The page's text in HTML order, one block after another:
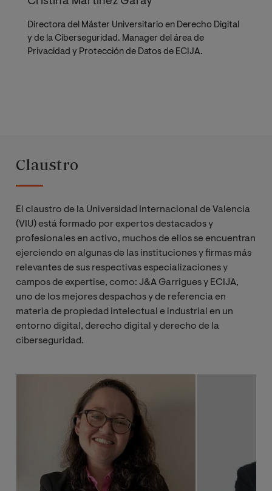
Directora del Máster Universitario en Derecho Digital
y de la Ciberseguridad. Manager del área de
Privacidad y Protección de Datos de ECIJA.
Claustro
El claustro de la Universidad Internacional de Valencia
(VIU)está formado por expertos destacados y
profesionales en activo, muchos de ellos se encuentran
ejerciendo en algunas de las instituciones y firmas más
relevantes de sus respectivas especializaciones y
campos de expertise, como: J&A Garrigues y ECIJA,
uno de los mejores despachos y de referencia en
materia de propiedad intelectual e industrial en un
entorno digital, derecho digital y derecho de la
ciberseguridad.